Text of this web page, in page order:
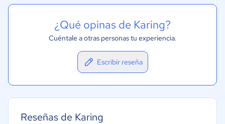
¿Qué opinas de Karing?
Cuéntale a otras personas tu experiencia.
Escribir reseña
Reseñas de Karing